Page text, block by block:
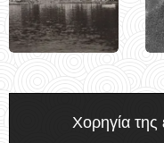
Χορηγία